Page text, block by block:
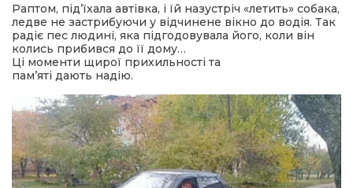
Раптом, під’їхала автівка, і їй назустріч «летить» собака,
ледве не застрибуючи у відчинене вікно до водія. Так
радіє пес людині, яка підгодовувала його, коли він
колись прибився до її дому…
Ці моменти щирої прихильності та
пам’яті дають надію.